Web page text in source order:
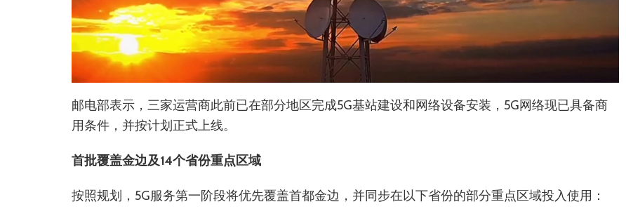
邮电部表示，三家运营商此前已在部分地区完成5G基站建设和网络设备安装，5G网络现已具备商
用条件，并按计划正式上线。
首批覆盖金边及14个省份重点区域
按照规划，5G服务第一阶段将优先覆盖首都金边，并同步在以下省份的部分重点区域投入使用：